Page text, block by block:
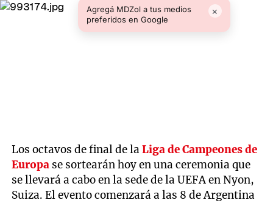
Agregá MDZol a tus medios
preferidos en Google
×
Los octavos de final de laLiga de Campeones de
Europa se sortearán hoy en una ceremonia que
se llevará a cabo en la sede de la UEFA en Nyon,
Suiza. El evento comenzará a las 8 de Argentina